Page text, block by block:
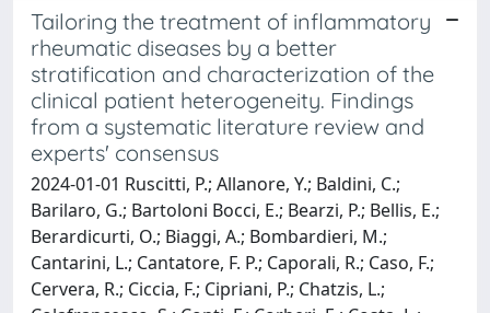
Tailoring the treatment of inflammatory
rheumatic diseases by a better
stratification and characterization of the
clinical patient heterogeneity. Findings
from a systematic literature review and
experts' consensus
2024-01-01 Ruscitti, P.; Allanore, Y.; Baldini, C.;
Barilaro, G.; Bartoloni Bocci, E.; Bearzi, P.; Bellis, E.;
Berardicurti, O.; Biaggi, A.; Bombardieri, M.;
Cantarini, L.; Cantatore, F. P.; Caporali, R.; Caso, F.;
Cervera, R.; Ciccia, F.; Cipriani, P.; Chatzis, L.;